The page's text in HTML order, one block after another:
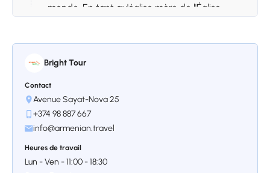
monde. En tant qu'église mère de l'Église
un lien profond avec le patrimoine chrétien et
Bright Tour
Contact
Avenue Sayat-Nova 25
+374 98 887 667
info@armenian.travel
Heures de travail
Lun - Ven - 11:00 - 18:30